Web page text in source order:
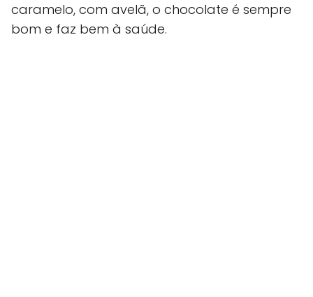
caramelo, com avelã, o chocolate é sempre
bom e faz bem à saúde.